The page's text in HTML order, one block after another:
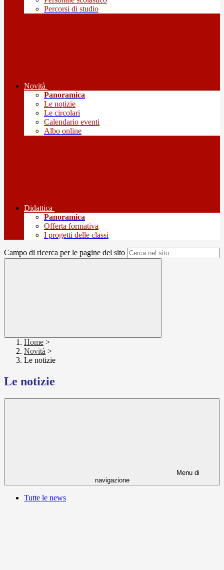
Percorsi di studio
Novità
Panoramica
Le notizie
Le circolari
Calendario eventi
Albo online
Didattica
Panoramica
Offerta formativa
I progetti delle classi
Campo di ricerca per le pagine del sito
Home >
Novità >
Le notizie
Le notizie
Menu di
navigazione
Tutte le news